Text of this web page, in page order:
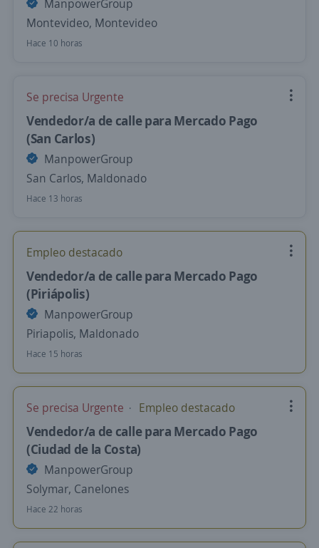
ManpowerGroup
Montevideo, Montevideo
Hace 10 horas
Se precisa Urgente
Vendedor/a de calle para Mercado Pago
(San Carlos)
ManpowerGroup
San Carlos, Maldonado
Hace 13 horas
Empleo destacado
Vendedor/a de calle para Mercado Pago
(Piriápolis)
ManpowerGroup
Piriapolis, Maldonado
Hace 15 horas
Se precisa Urgente Empleo destacado
Vendedor/a de calle para Mercado Pago
(Ciudad de la Costa)
ManpowerGroup
Solymar, Canelones
Hace 22 horas